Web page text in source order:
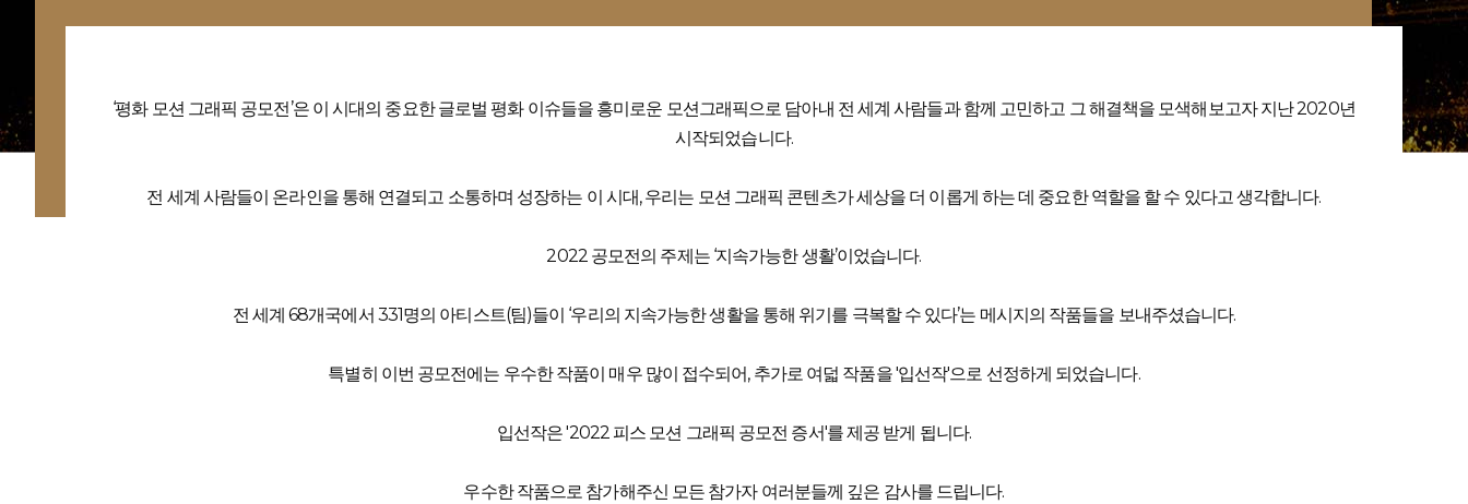
‘평화 모션 그래픽 공모전’은 이 시대의 중요한 글로벌 평화 이슈들을 흥미로운 모션그래픽으로 담아내 전 세계 사람들과 함께 고민하고 그 해결책을 모색해보고자 지난 2020년
시작되었습니다.
전 세계 사람들이 온라인을 통해 연결되고 소통하며 성장하는 이 시대, 우리는 모션 그래픽 콘텐츠가 세상을 더 이롭게 하는 데 중요한 역할을 할 수 있다고 생각합니다.
2022 공모전의 주제는 ‘지속가능한 생활’이었습니다.
전 세계 68개국에서 331명의 아티스트(팀)들이 ‘우리의 지속가능한 생활을 통해 위기를 극복할 수 있다’는 메시지의 작품들을 보내주셨습니다.
특별히 이번 공모전에는 우수한 작품이 매우 많이 접수되어, 추가로 여덟 작품을 '입선작'으로 선정하게 되었습니다.
입선작은 '2022 피스 모션 그래픽 공모전 증서'를 제공 받게 됩니다.
우수한 작품으로 참가해주신 모든 참가자 여러분들께 깊은 감사를 드립니다.